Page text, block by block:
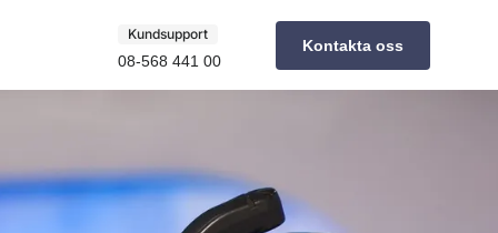
Kundsupport
08-568 441 00
Kontakta oss